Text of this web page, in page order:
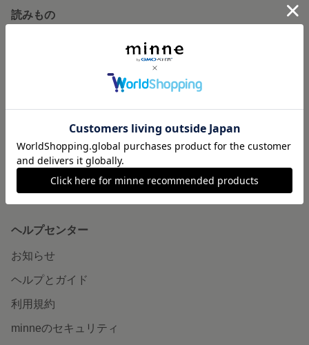
読みもの
minneの本
企業の方へ
広告出稿について
大口注文について
ヘルプセンター
お知らせ
ヘルプとガイド
利用規約
minneのセキュリティ